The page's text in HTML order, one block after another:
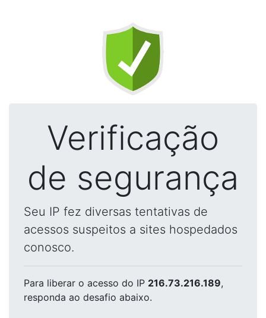
Verificação
de segurança
Seu IP fez diversas tentativas de
acessos suspeitos a sites hospedados
conosco.
Para liberar o acesso do IP 216.73.216.189,
responda ao desafio abaixo.